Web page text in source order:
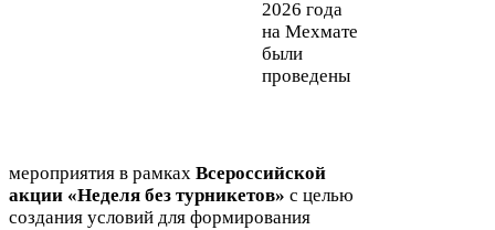
2026 года
на Мехмате
были
проведены
мероприятия в рамках Всероссийской
акции «Неделя без турникетов» с целью
создания условий для формирования